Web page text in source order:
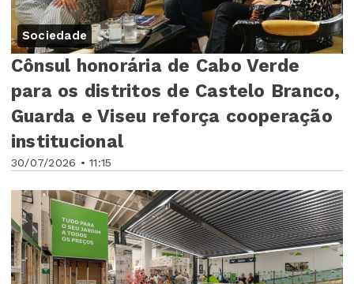
Sociedade
30/07/2026 • 11:15
Cônsul honorária de Cabo Verde
para os distritos de Castelo Branco,
Guarda e Viseu reforça cooperação
institucional